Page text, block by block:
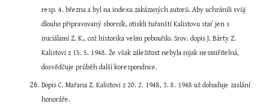
resp. 4. března a byl na indexu zakázaných autorů. Aby uchránili svůj
dlouho připravovaný sborník, otiskli tuřanští Kalistovu stať jen s
iniciálamí Z. K., což historika velmi pobouřilo. Srov. dopis J. Bárty Z.
Kalistovi z 15. 5. 1948. Že však záležitost nebyla nijak nesmiřitelná,
dosvědčuje průběh další korespondnce.
Dopis C. Mařana Z. Kalistovi z 20. 2. 1948, 3. 8. 1948 už dohaduje zaslání
honoráře.